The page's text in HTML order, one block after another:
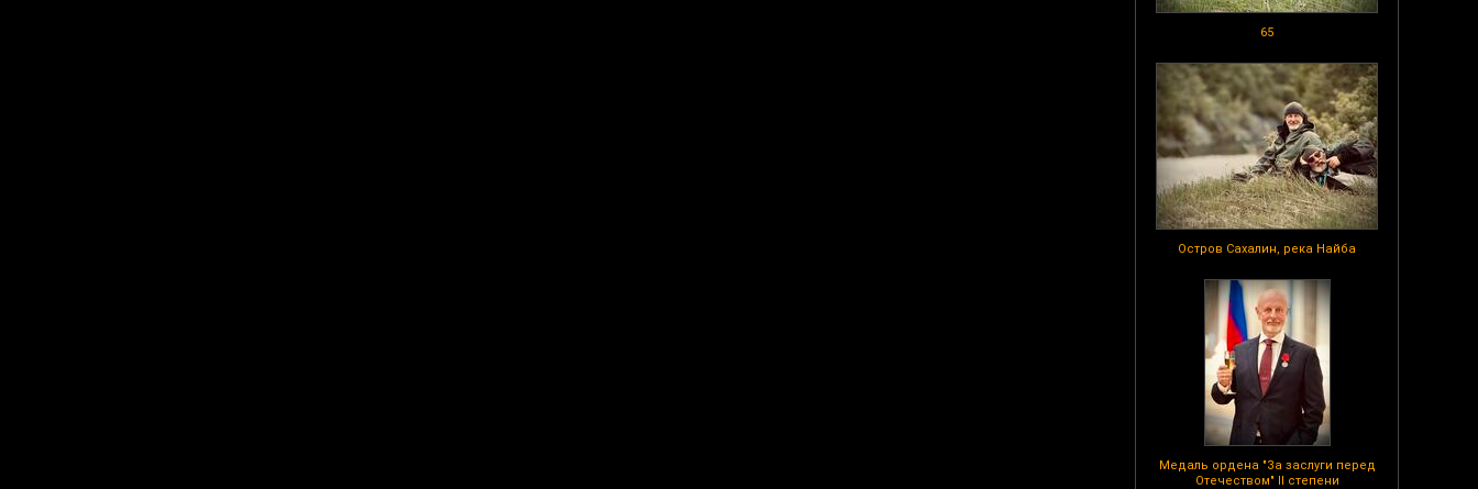
65
Остров Сахалин, река Найба
Медаль ордена "За заслуги перед
Отечеством" II степени